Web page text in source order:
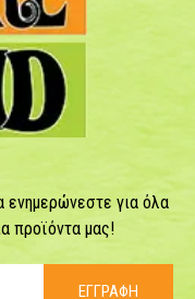
ενημερώνεστε για όλα
προϊόντα μας!
ΕΓΓΡΑΦΗ